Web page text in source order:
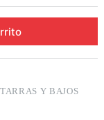
Y BAJOS